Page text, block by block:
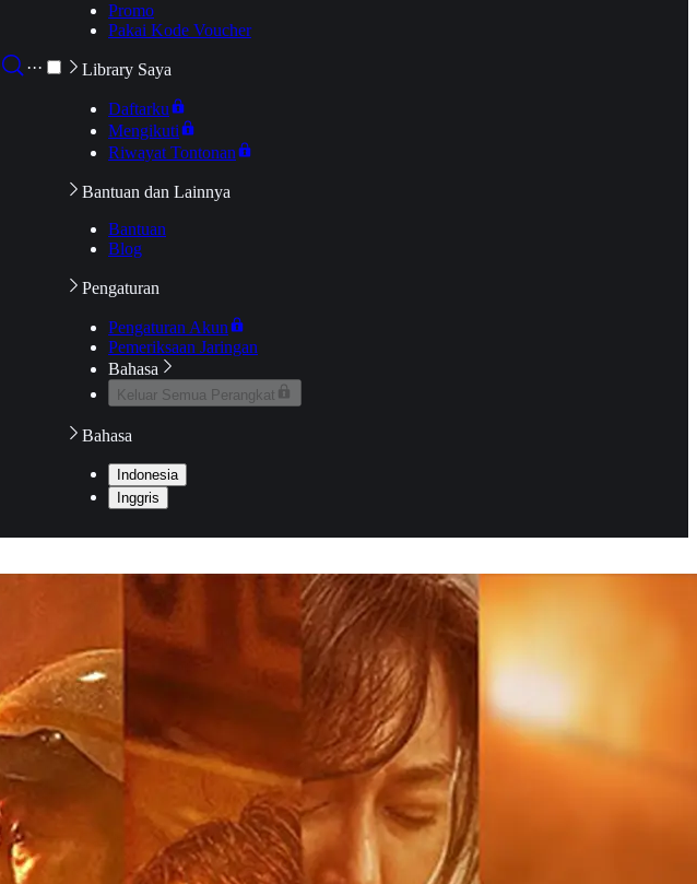
···
Promo
Pakai Kode Voucher
Library Saya
Daftarku
Mengikuti
Riwayat Tontonan
Bantuan dan Lainnya
Bantuan
Blog
Pengaturan
Pengaturan Akun
Pemeriksaan Jaringan
Bahasa
Keluar Semua Perangkat
Bahasa
Indonesia
Inggris